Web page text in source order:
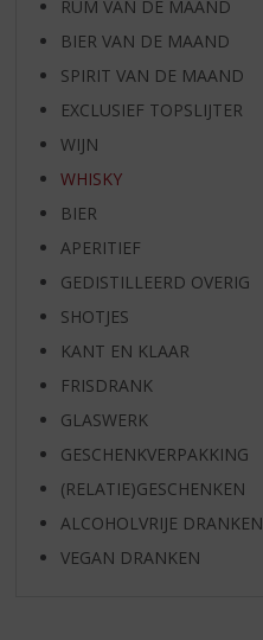
RUM VAN DE MAAND
BIER VAN DE MAAND
SPIRIT VAN DE MAAND
EXCLUSIEF TOPSLIJTER
WIJN
WHISKY
BIER
APERITIEF
GEDISTILLEERD OVERIG
SHOTJES
KANT EN KLAAR
FRISDRANK
GLASWERK
GESCHENKVERPAKKING
(RELATIE)GESCHENKEN
ALCOHOLVRIJE DRANKEN
VEGAN DRANKEN